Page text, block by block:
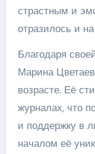
страстным и
отразилось и
Благодаря
Марина
возрасте. Её
журналах, что
и поддержку в
началом её